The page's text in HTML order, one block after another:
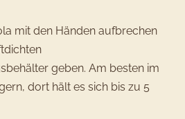
mit den Händen aufbrechen
geben. Am besten im
dort hält es sich bis zu 5